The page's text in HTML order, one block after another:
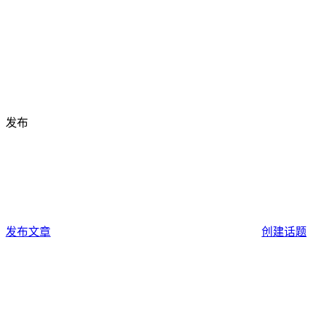
发布
发布文章 创建话题